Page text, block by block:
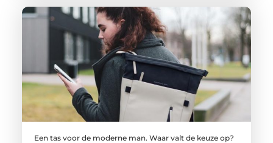
Een tas voor de moderne man. Waar valt de keuze op?